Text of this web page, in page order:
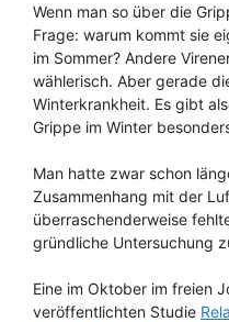
Wenn man so über die
Frage: warum kommt sie
im Sommer? Andere
wählerisch. Aber gerade
Winterkrankheit. Es gibt
Grippe im Winter
Man hatte zwar schon
Zusammenhang mit der
überraschenderweise
gründliche Untersuchung
Eine im Oktober im freien
veröffentlichten Studie